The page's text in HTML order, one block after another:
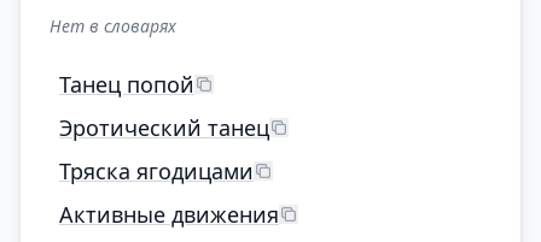
Нет в словарях
Танец попой
Эротический танец
Тряска ягодицами
Активные движения